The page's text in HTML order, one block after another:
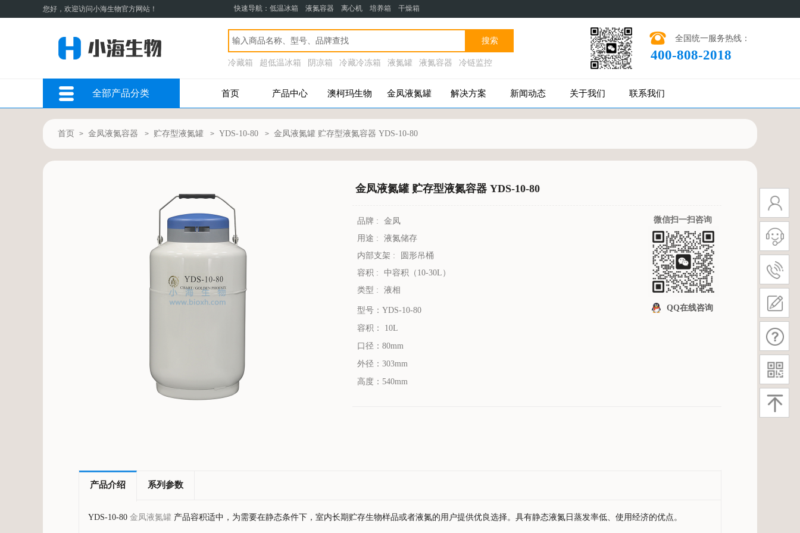
您好，欢迎访问小海生物官方网站！ 快速导航：低温冰箱 液氮容器 离心机 培养箱 干燥箱
首页 产品中心 澳柯玛生物 金凤液氮罐 解决方案 新闻动态 关于我们 联系我们
全部产品分类
全国统一服务热线：
400-808-2018
搜索
冷藏箱 超低温冰箱 阴凉箱 冷藏冷冻箱 液氮罐 液氮容器 冷链监控
首页 > 金凤液氮容器 > 贮存型液氮罐 > YDS-10-80 > 金凤液氮罐 贮存型液氮容器 YDS-10-80
金凤液氮罐 贮存型液氮容器 YDS-10-80
品牌 :
金凤
用途 :
液氮储存
内部支架 :
圆形吊桶
容积 :
中容积（10-30L）
类型 :
液相
型号：YDS-10-80
容积： 10L
口径：80mm
外径：303mm
高度：540mm
产品介绍 系列参数
YDS-10-80 金凤液氮罐 产品容积适中，为需要在静态条件下，室内长期贮存生物样品或者液氮的用户提供优良选择。具有静态液氮日蒸发率低、使用经济的优点。
QQ在线咨询
微信扫一扫咨询